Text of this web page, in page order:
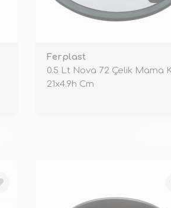
Ferplast
0.5 Lt Nova 72 Çelik Mama
21x4.9h Cm